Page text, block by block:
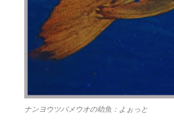
ナンヨウツバメウオの幼魚：よぉっと